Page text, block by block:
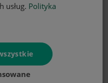
usług. Polityka